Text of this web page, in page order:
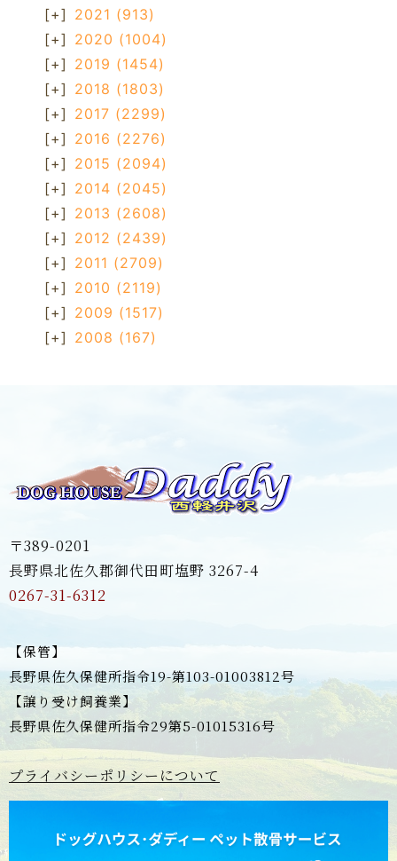
[+] 2021 (913)
[+] 2020 (1004)
[+] 2019 (1454)
[+] 2018 (1803)
[+] 2017 (2299)
[+] 2016 (2276)
[+] 2015 (2094)
[+] 2014 (2045)
[+] 2013 (2608)
[+] 2012 (2439)
[+] 2011 (2709)
[+] 2010 (2119)
[+] 2009 (1517)
[+] 2008 (167)
〒389-0201
長野県北佐久郡御代田町塩野 3267-4
0267-31-6312
【保管】
長野県佐久保健所指令19-第103-01003812号
【譲り受け飼養業】
長野県佐久保健所指令29第5-01015316号
プライバシーポリシーについて